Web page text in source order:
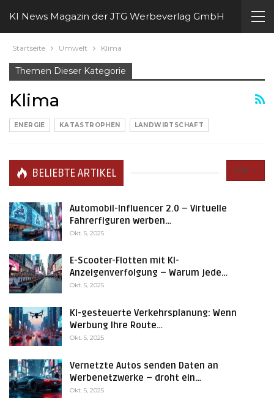
KI News Magazin der JTG Werbeverlag GmbH
Startseite Umwelt Klima
Themen Dieser Kategorie
Klima
ENERGIE KATASTROPHEN LANDWIRTSCHAFT
Alle
BELIEBTE ARTIKEL
Automobil-Influencer 2.0 – Virtuelle
Fahrerfiguren werben…
Okt. 5, 2025
E-Scooter-Flotten mit KI-
Anzeigenverfolgung – Warum jede…
Okt. 5, 2025
KI-gesteuerte Verkehrsplanung: Wenn
Werbung Ihre Route…
Okt. 5, 2025
Vernetzte Autos senden Daten an
Werbenetzwerke – droht ein…
Okt. 5, 2025